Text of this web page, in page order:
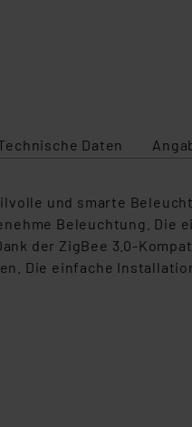
Daten
und smarte
Beleuchtung. Die
der ZigBee 3.0-
Die einfache